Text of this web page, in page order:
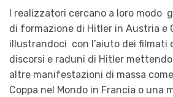
I realizzatori cercano a loro modo
di formazione di Hitler in Austria e
illustrandoci con l’aiuto dei filmati
discorsi e raduni di Hitler
altre manifestazioni di massa
Coppa nel Mondo in Francia o una